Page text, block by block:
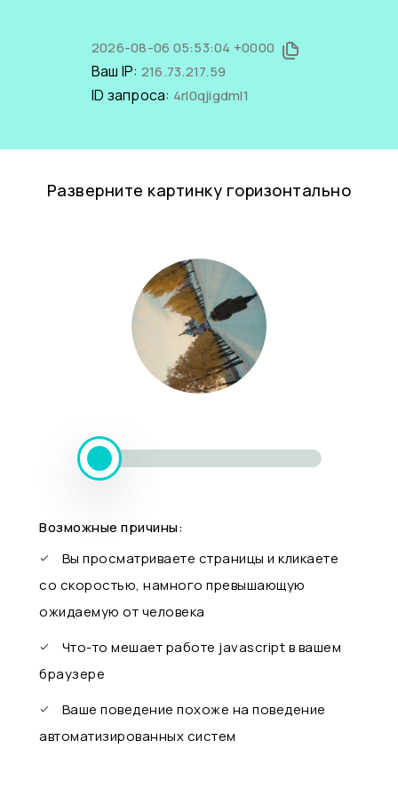
2026-08-06 05:53:04 +0000
Ваш IP: 216.73.217.59
ID запроса: 4rI0qjigdmI1
Разверните картинку горизонтально
Возможные причины:
Вы просматриваете страницы и кликаете
со скоростью, намного превышающую
ожидаемую от человека
Что-то мешает работе javascript в вашем
браузере
Ваше поведение похоже на поведение
автоматизированных систем